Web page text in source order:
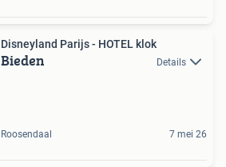
Disneyland Parijs - HOTEL klok
Bieden Details
Roosendaal 7 mei 26